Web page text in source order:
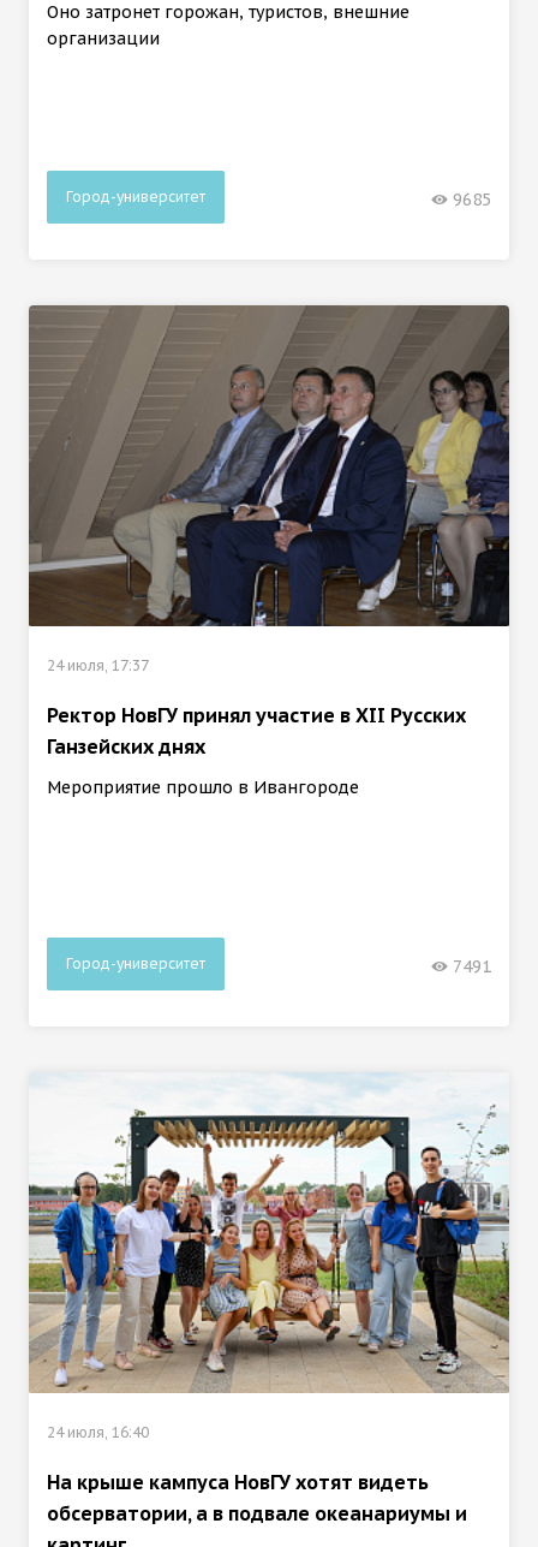
Оно затронет горожан, туристов, внешние
организации
Город-университет 9685
24 июля, 17:37
Ректор НовГУ принял участие в ХII Русских
Ганзейских днях
Мероприятие прошло в Ивангороде
Город-университет 7491
24 июля, 16:40
На крыше кампуса НовГУ хотят видеть
обсерватории, а в подвале океанариумы и